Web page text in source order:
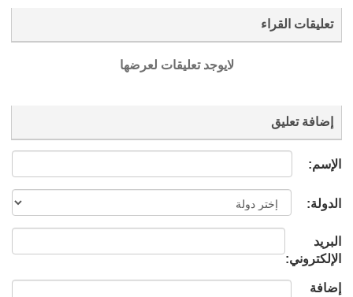
تعليقات القراء
لايوجد تعليقات لعرضها
إضافة تعليق
الإسم:
الدولة:
البريد
الإلكتروني:
إضافة